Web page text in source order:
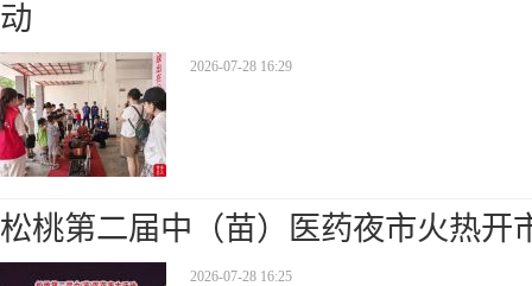
动
2026-07-28 16:29
松桃第二届中（苗）医药夜市火热开
2026-07-28 16:25